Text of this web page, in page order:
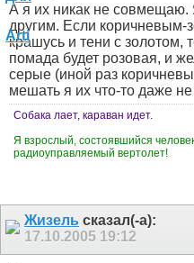
А я их никак не совмещаю.
другим. Если коричневым-
крашусь и тени с золотом,
помада будет розовая, и
серые (иной раз
мешать я их что-то даже
Собака лает, караван идет.
Я взрослый, состоявшийся
радиоуправляемый вертолет!
Жизель сказал(-а):
17.10.2005 19:12